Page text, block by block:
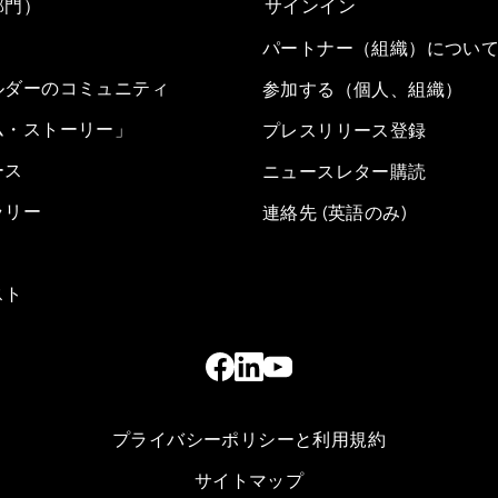
）
ーのコミュニティ
ストーリー」
リー
サインイン
パートナー（組織）につい
参加する（個人、組織）
プレスリリース登録
ニュースレター購読
連絡先 (英語のみ)
プライバシーポリシーと利用規約
サイトマップ